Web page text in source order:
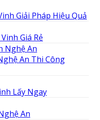
Giải Pháp Hiệu Quả
Giá Rẻ
An Thi Công
Lấy Ngay
An